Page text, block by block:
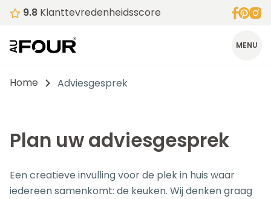
9.8 Klanttevredenheidsscore
MENU
Home Adviesgesprek
Plan uw adviesgesprek
Een creatieve invulling voor de plek in huis waar
iedereen samenkomt: de keuken. Wij denken graag